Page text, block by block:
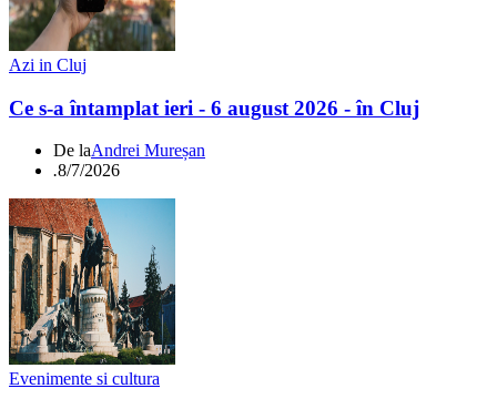
Azi in Cluj
Ce s-a întamplat ieri - 6 august 2026 - în Cluj
De laAndrei Mureșan
.8/7/2026
Evenimente si cultura